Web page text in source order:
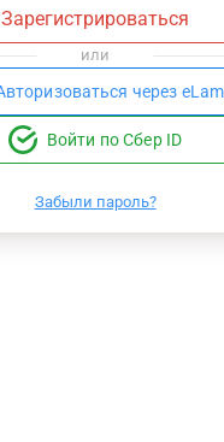
Зарегистрироваться
или
через
Войти по Сбер ID
Забыли пароль?